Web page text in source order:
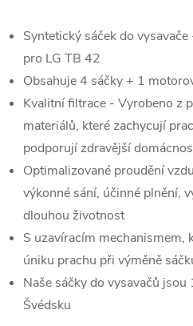
Syntetický sáček do
pro LG TB 42
Obsahuje 4 sáčky + 1
Kvalitní filtrace - Vyrobeno z
materiálů, které zachycují
podporují zdravější
Optimalizované proudění
výkonné sání, účinné plnění,
dlouhou životnost
S uzavíracím mechanismem,
úniku prachu při výměně
Naše sáčky do vysavačů
Švédsku